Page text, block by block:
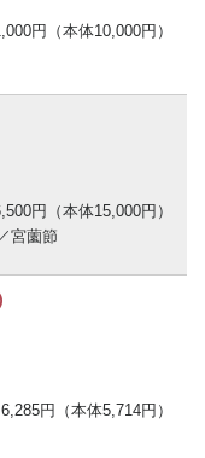
円（本体10,000円）
円（本体15,000円）
宮薗節
6,285円（本体5,714円）